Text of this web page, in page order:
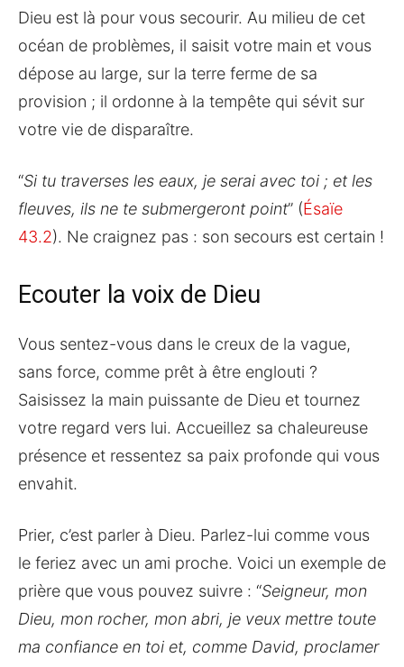
Dieu est là pour vous secourir. Au milieu de cet
océan de problèmes, il saisit votre main et vous
dépose au large, sur la terre ferme de sa
provision ; il ordonne à la tempête qui sévit sur
votre vie de disparaître.
“Si tu traverses les eaux, je serai avec toi ; et les
fleuves, ils ne te submergeront point” (Ésaïe
43.2). Ne craignez pas : son secours est certain !
Ecouter la voix de Dieu
Vous sentez-vous dans le creux de la vague,
sans force, comme prêt à être englouti ?
Saisissez la main puissante de Dieu et tournez
votre regard vers lui. Accueillez sa chaleureuse
présence et ressentez sa paix profonde qui vous
envahit.
Prier, c’est parler à Dieu. Parlez-lui comme vous
le feriez avec un ami proche. Voici un exemple de
prière que vous pouvez suivre : “Seigneur, mon
Dieu, mon rocher, mon abri, je veux mettre toute
ma confiance en toi et, comme David, proclamer